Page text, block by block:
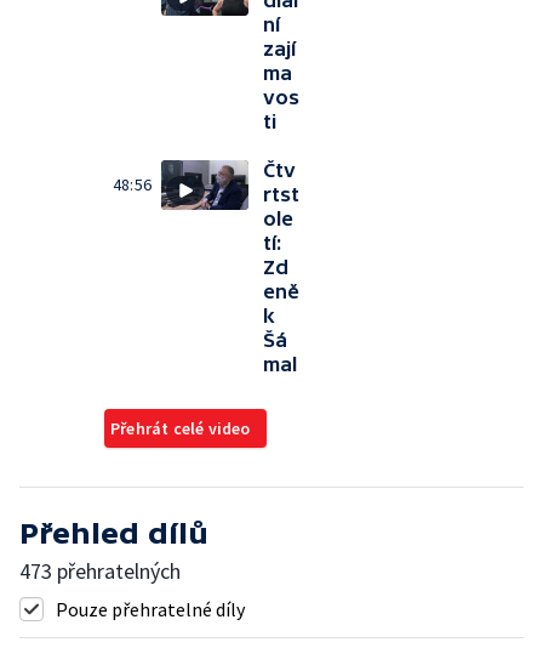
ní
zají
ma
vos
ti
48:56
Čtv
rtst
ole
tí:
Zd
eně
k
Šá
mal
Přehrát celé video
Přehled dílů
473 přehratelných
Pouze přehratelné díly